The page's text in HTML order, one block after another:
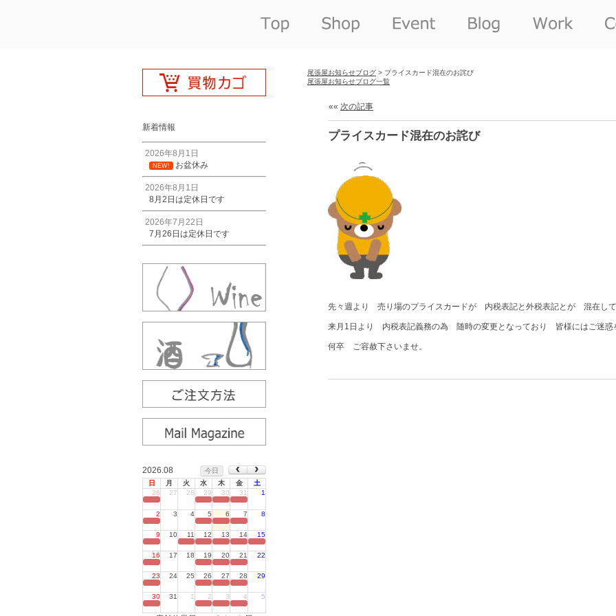
新着情報
2026年8月1日
NEW! お盆休み
2026年8月1日
8月2日は定休日です
2026年7月22日
7月26日は定休日です
2026.08
今日
日
月 火 水 木 金
土
26
27 28 29 30 31 1
2 3 4 5 6 7 8
9 10 11 12 13 14 15
16 17 18 19 20 21 22
23 24 25 26 27 28 29
30 31 1 2 3 4 5
尾張屋お知らせブログ > プライスカード混在のお詫び
尾張屋お知らせブログ一覧
«« 次の記事
プライスカード混在のお詫び
先々週より 売り場のプライスカードが 内税表記と外税表記とが 混在して
来月1日より 内税表記義務の為 随時の変更となっており 皆様にはご迷惑
何卒 ご容赦下さいませ。